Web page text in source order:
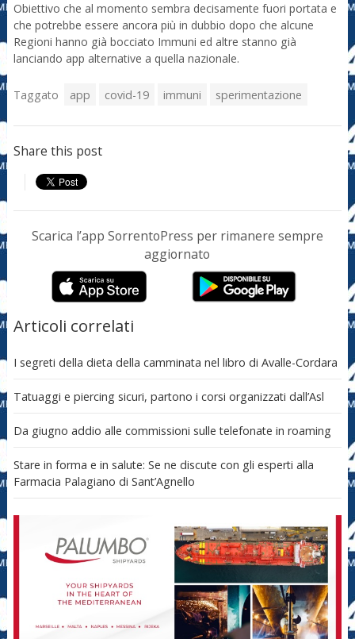
Obiettivo che al momento sembra decisamente fuori portata e
che potrebbe essere ancora più in dubbio dopo che alcune
Regioni hanno già bocciato Immuni ed altre stanno già
lanciando app alternative a quella nazionale.
Taggato app covid-19 immuni sperimentazione
Share this post
Scarica l’app SorrentoPress per rimanere sempre
aggiornato
Articoli correlati
I segreti della dieta della camminata nel libro di Avalle-Cordara
Tatuaggi e piercing sicuri, partono i corsi organizzati dall’Asl
Da giugno addio alle commissioni sulle telefonate in roaming
Stare in forma e in salute: Se ne discute con gli esperti alla
Farmacia Palagiano di Sant’Agnello